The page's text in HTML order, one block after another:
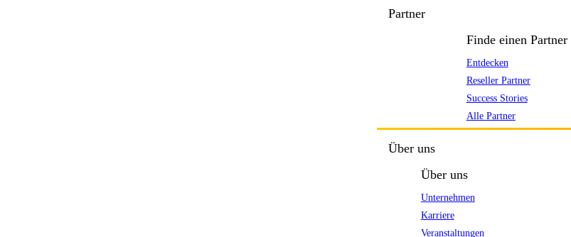
Partner
Finde einen Partner
Entdecken
Reseller Partner
Success Stories
Alle Partner
Über uns
Über uns
Unternehmen
Karriere
Veranstaltungen